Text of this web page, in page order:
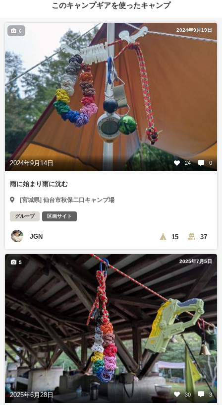
このキャンプギアを使ったキャンプ
2024年9月19日
2024年9月14日 24 0
6
雨に始まり雨に沈む
[宮城県] 仙台市秋保二口キャンプ場
グループ 区画サイト
JGN 15 37
2025年7月5日
2025年6月28日 30 3
5